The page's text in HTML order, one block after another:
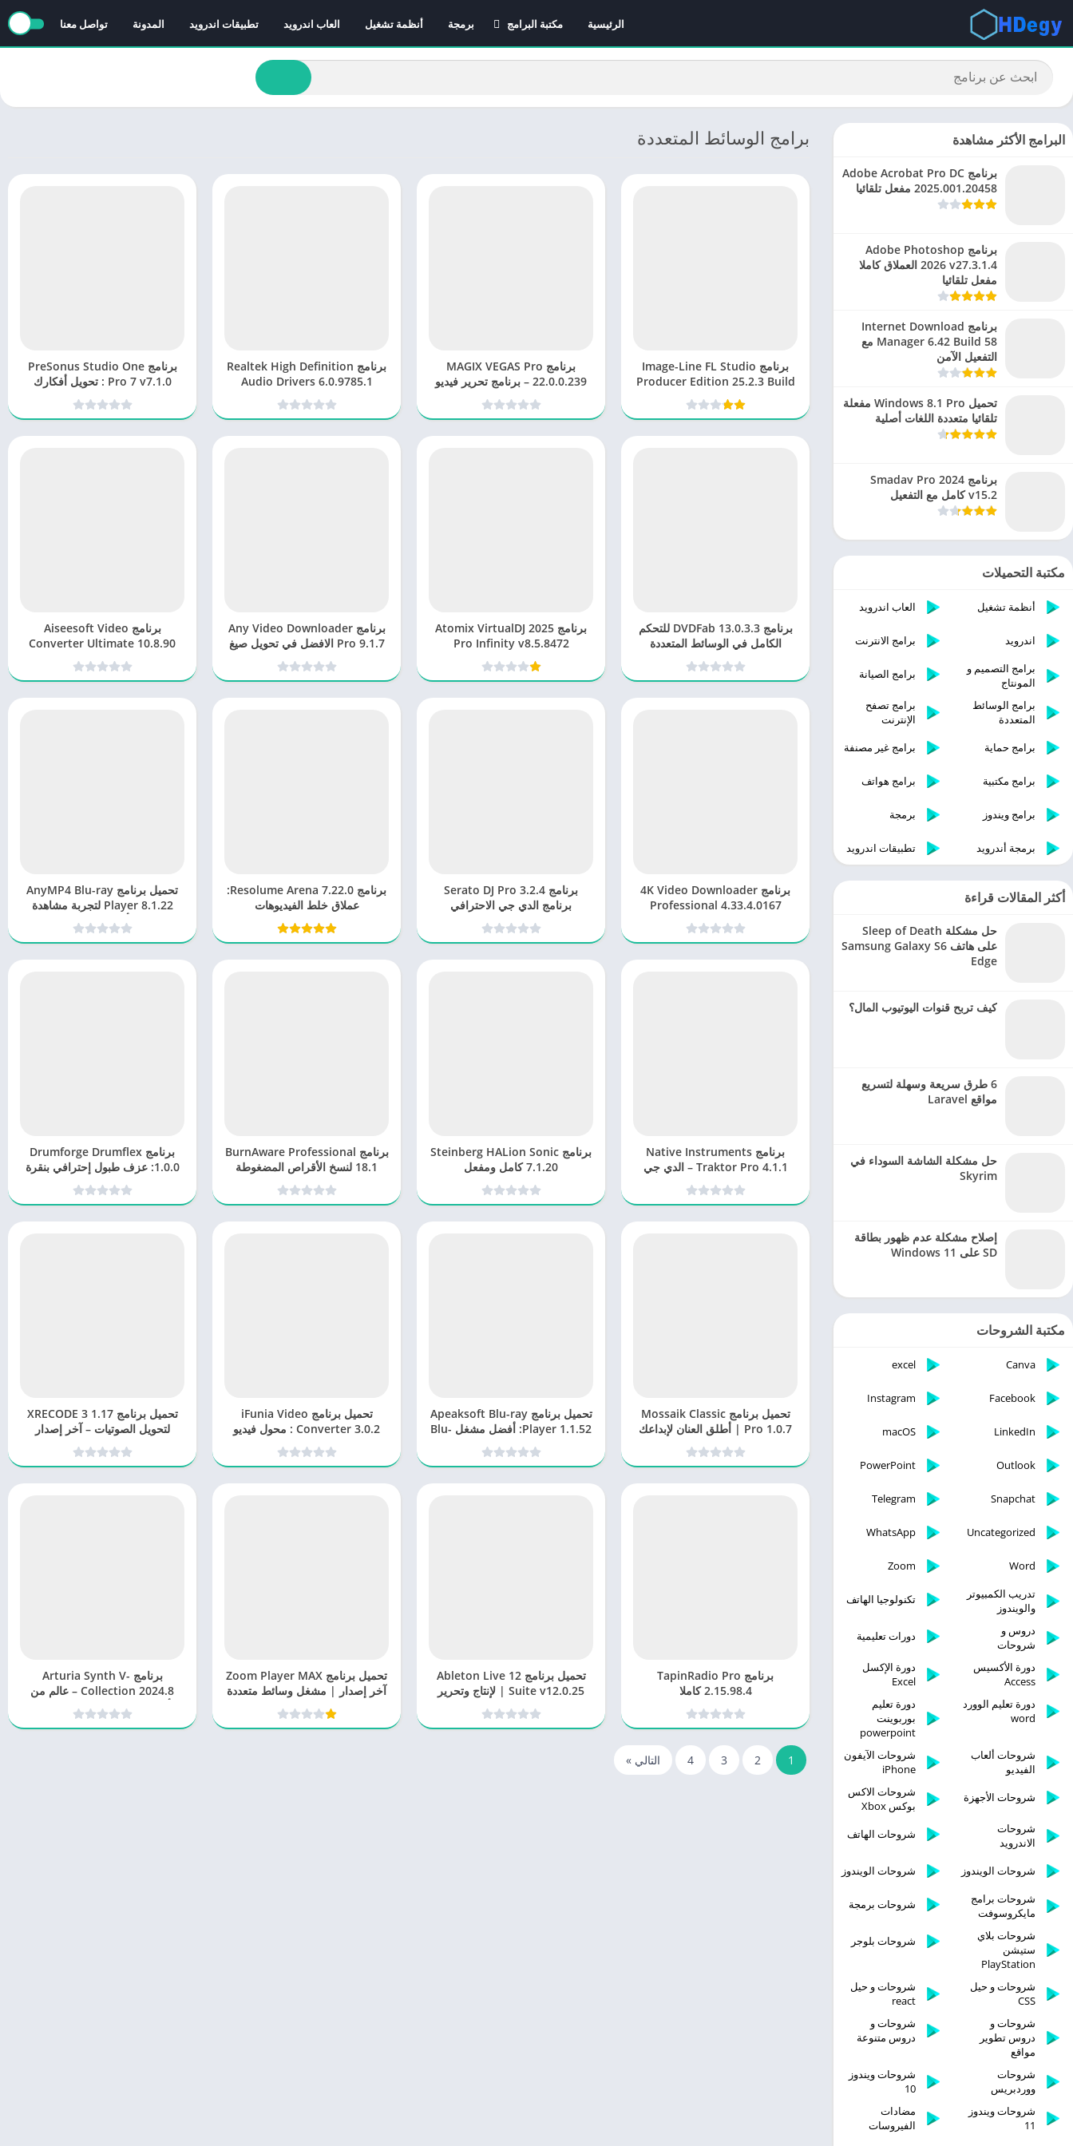
الرئيسية
مكتبة البرامج
برامج الانترنت
برمجة أنظمة تشغيل العاب اندرويد تطبيقات اندرويد المدونة تواصل معنا
برامج الوسائط المتعددة
برنامج Image-Line FL Studio
Producer Edition 25.2.3 Build
5171 استوديو الإنتاج الموسيقي
الاحترافي
برنامج MAGIX VEGAS Pro
22.0.0.239 – برنامج تحرير فيديو
احترافي
برنامج Realtek High Definition
Audio Drivers 6.0.9785.1
برنامج PreSonus Studio One
Pro 7 v7.1.0 : تحويل أفكارك
الموسيقية إلى واقع ملموس
برنامج DVDFab 13.0.3.3 للتحكم
الكامل في الوسائط المتعددة
برنامج Atomix VirtualDJ 2025
Pro Infinity v8.5.8472
برنامج Any Video Downloader
Pro 9.1.7 الافضل في تحويل صيغ
الفيديو
برنامج Aiseesoft Video
Converter Ultimate 10.8.90
برنامج تحويل وتحرير الفيديو
الشامل
برنامج 4K Video Downloader
Professional 4.33.4.0167
لتحميل الفيديوهات بدقة عالية
برنامج Serato DJ Pro 3.2.4
برنامج الدي جي الاحترافي
برنامج Resolume Arena 7.22.0:
عملاق خلط الفيديوهات
تحميل برنامج AnyMP4 Blu-ray
Player 8.1.22 لتجربة مشاهدة
أفلام مميزة
برنامج Native Instruments
Traktor Pro 4.1.1 – الدي جي
الاحترافي
برنامج Steinberg HALion Sonic
7.1.20 كامل ومفعل
برنامج BurnAware Professional
18.1 لنسخ الأقراص المضغوطة
بمميزات احترافية
برنامج Drumforge Drumflex
1.0.0: عزف طبول إحترافي بنقرة
زر
تحميل برنامج Mossaik Classic
Pro 1.0.7 | أطلق العنان لإبداعك
الصوتي
تحميل برنامج Apeaksoft Blu-ray
Player 1.1.52: أفضل مشغل Blu-
ray
تحميل برنامج iFunia Video
Converter 3.0.2 : محول فيديو
شامل وفعال
تحميل برنامج XRECODE 3 1.17
لتحويل الصوتيات – آخر إصدار
برنامج TapinRadio Pro
2.15.98.4 كاملا
تحميل برنامج Ableton Live 12
Suite v12.0.25 | لإنتاج وتحرير
الموسيقى وتسجيل الصوت
المتكامل
تحميل برنامج Zoom Player MAX
آخر إصدار | مشغل وسائط متعددة
شامل
برنامج Arturia Synth V-
Collection 2024.8 – عالم من
أصوات المزج في متناول يديك
1
2
3
4 التالي »
البرامج الأكثر مشاهدة
برنامج Adobe Acrobat Pro DC
2025.001.20458 مفعل تلقائيا
برنامج Adobe Photoshop
2026 v27.3.1.4 العملاق كاملا
مفعل تلقائيا
برنامج Internet Download
Manager 6.42 Build 58 مع
التفعيل الآمن
تحميل Windows 8.1 Pro مفعلة
تلقائيا متعددة اللغات أصلية
برنامج Smadav Pro 2024
v15.2 كامل مع التفعيل
مكتبة التحميلات
أنظمة تشغيل العاب اندرويد
اندرويد
برامج الانترنت
برامج التصميم و
المونتاج
برامج الصيانة
برامج الوسائط
المتعددة
برامج تصفح
الإنترنت
برامج حماية
برامج غير مصنفة
برامج مكتبية برامج هواتف
برامج ويندوز برمجة
برمجة أندرويد تطبيقات اندرويد
أكثر المقالات قراءة
حل مشكلة Sleep of Death
على هاتف Samsung Galaxy S6
Edge
كيف تربح قنوات اليوتيوب المال؟
6 طرق سريعة وسهلة لتسريع
مواقع Laravel
حل مشكلة الشاشة السوداء في
Skyrim
إصلاح مشكلة عدم ظهور بطاقة
SD على Windows 11
مكتبة الشروحات
Canva
excel
Facebook
Instagram
LinkedIn
macOS
Outlook
PowerPoint
Snapchat
Telegram
Uncategorized
WhatsApp
Word
Zoom
تدريب الكمبيوتر
والويندوز
تكنولوجيا الهاتف
دروس و
شروحات
دورات تعليمية
دورة الأكسيس
Access
دورة الإكسل
Excel
دورة تعليم الوورد
word
دورة تعليم
بوربوينت
powerpoint
شروحات ألعاب
الفيديو
شروحات الآيفون
iPhone
شروحات الأجهزة
شروحات الاكس
بوكس Xbox
شروحات
الاندرويد
شروحات الهاتف
شروحات الويندوز
شروحات الويندوز
شروحات برامج
مايكروسوفت
شروحات برمجة
شروحات بلاي
ستيشن
PlayStation
شروحات بلوجر
شروحات و حيل
CSS
شروحات و حيل
react
شروحات و
دروس تطوير
مواقع
شروحات و
دروس متنوعة
شروحات
ووردبريس
شروحات ويندوز
10
شروحات ويندوز
11
مضادات
الفيروسات